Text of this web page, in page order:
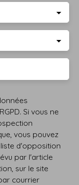
Si vous ne
vous pouvez
d'opposition
par l'article
sur le site
courrier